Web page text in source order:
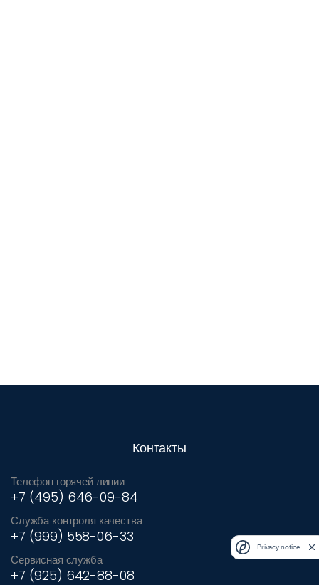
Контакты
Телефон горячей линии
+7 (495) 646-09-84
Служба контроля качества
+7 (999) 558-06-33
Сервисная служба
+7 (925) 642-88-08
Privacy notice